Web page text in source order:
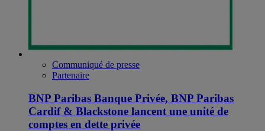
Communiqué de presse
Partenaire
BNP Paribas Banque Privée, BNP Paribas
Cardif & Blackstone lancent une unité de
comptes en dette privée